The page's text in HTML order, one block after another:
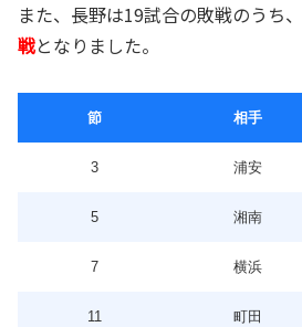
また、長野は19試合の敗戦のうち、
戦となりました。
節 相手
3 浦安
5 湘南
7 横浜
11 町田